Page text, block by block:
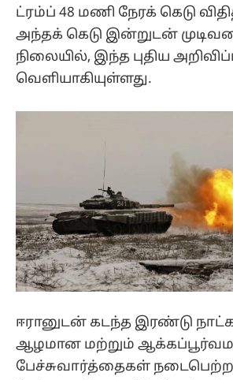
ட்ரம்ப் 48 மணி நேரக் கெடு
அந்தக் கெடு இன்றுடன்
நிலையில், இந்த புதிய
வெளியாகியுள்ளது.
ஈரானுடன் கடந்த இரண்டு
ஆழமான மற்றும்
பேச்சுவார்த்தைகள்